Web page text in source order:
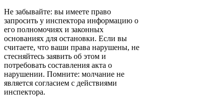
Не забывайте: вы имеете право
запросить у инспектора информацию о
его полномочиях и законных
основаниях для остановки. Если вы
считаете, что ваши права нарушены, не
стесняйтесь заявить об этом и
потребовать составления акта о
нарушении. Помните: молчание не
является согласием с действиями
инспектора.